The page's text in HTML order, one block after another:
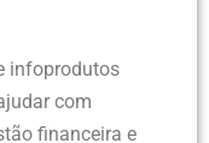
infoprodutos
com
financeira e